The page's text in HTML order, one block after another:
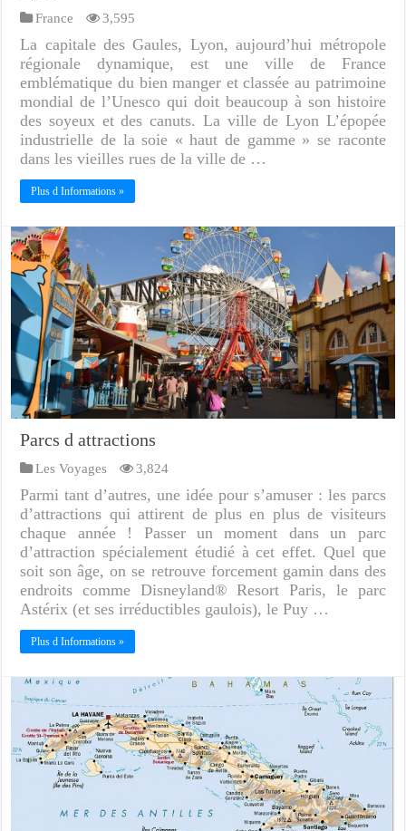
France 3,595
La capitale des Gaules, Lyon, aujourd’hui métropole
régionale dynamique, est une ville de France
emblématique du bien manger et classée au patrimoine
mondial de l’Unesco qui doit beaucoup à son histoire
des soyeux et des canuts. La ville de Lyon L’épopée
industrielle de la soie « haut de gamme » se raconte
dans les vieilles rues de la ville de …
Plus d Informations »
Parcs d attractions
Les Voyages 3,824
Parmi tant d’autres, une idée pour s’amuser : les parcs
d’attractions qui attirent de plus en plus de visiteurs
chaque année ! Passer un moment dans un parc
d’attraction spécialement étudié à cet effet. Quel que
soit son âge, on se retrouve forcement gamin dans des
endroits comme Disneyland® Resort Paris, le parc
Astérix (et ses irréductibles gaulois), le Puy …
Plus d Informations »